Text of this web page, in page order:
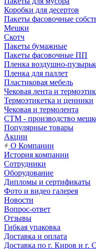
Коробки для десертов
Пакеты фасовочные
Мешки
Скотч
Пакеты бумажные
Пакеты фасовочные ПП
Пленка воздушно-
Пленка для паллет
Пластиковая мебель
Чековая лента и
Термоэтикетка и ценники
Чековая и термолента
СТМ - производство
Популярные товары
Акции
О Компании
История компании
Сотрудники
Оборудование
Дипломы и сертификаты
Фото и видео галерея
Новости
Вопрос-ответ
Отзывы
Гибкая упаковка
Доставка и оплата
Доставка по г. Киров и г.